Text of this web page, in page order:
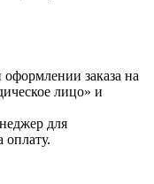
заказа на
лицо» и
для
оплату.